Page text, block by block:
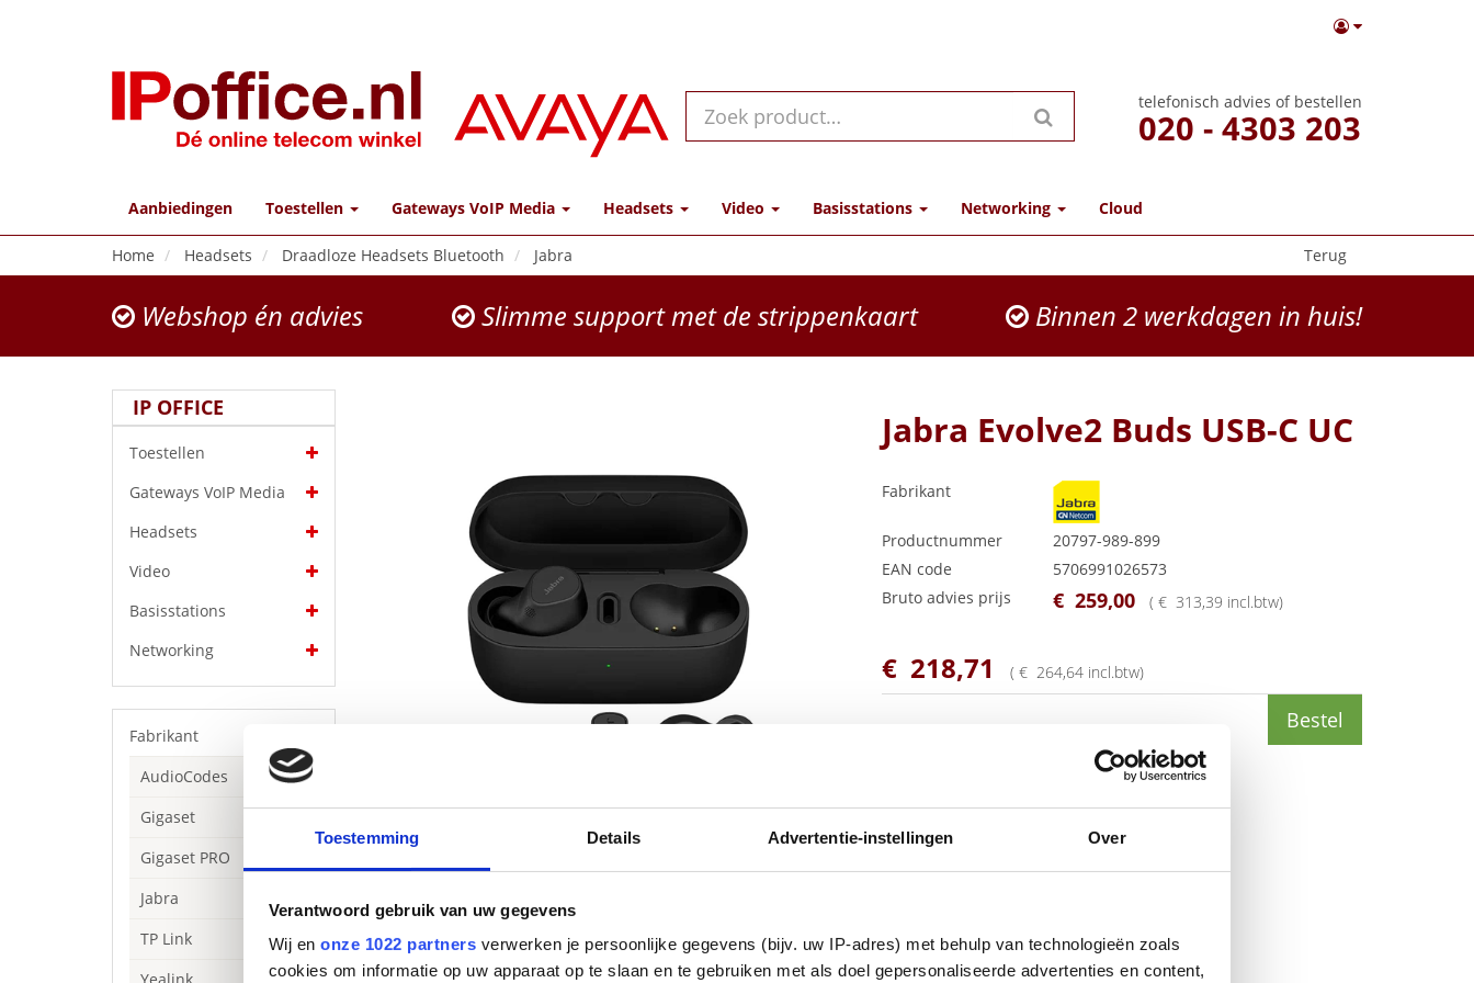
Toestemming Details Advertentie-instellingen Over
Verantwoord gebruik van uw gegevens
Wij en onze 1022 partners verwerken je persoonlijke gegevens (bijv. uw IP-adres) met behulp van technologieën zoals
cookies om informatie op uw apparaat op te slaan en te gebruiken met als doel gepersonaliseerde advertenties en content,
telefonisch advies of bestellen
020 - 4303 203
Aanbiedingen Toestellen Gateways VoIP Media Headsets Video Basisstations Networking Cloud
Terug
Home Headsets Draadloze Headsets Bluetooth Jabra
Webshop én advies Slimme support met de strippenkaart Binnen 2 werkdagen in huis!
IP OFFICE
Toestellen
Gateways VoIP Media
Headsets
Video
Basisstations
Networking
Fabrikant
AudioCodes
Gigaset
Gigaset PRO
Jabra
TP Link
Jabra Evolve2 Buds USB-C UC
Fabrikant
Productnummer
20797-989-899
EAN code
5706991026573
Bruto advies prijs
€ 259,00 ( € 313,39 incl.btw)
€ 218,71 ( € 264,64 incl.btw)
Bestel
Beschrijving